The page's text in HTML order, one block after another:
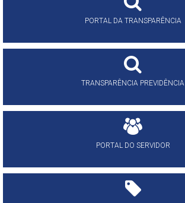
PORTAL DA TRANSPARÊNCIA
TRANSPARÊNCIA PREVIDÊNCIA
PORTAL DO SERVIDOR